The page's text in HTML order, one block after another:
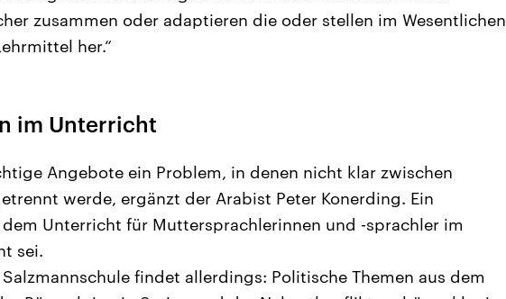
zusammen oder adaptieren die oder stellen im Wesentlichen
her.“
im Unterricht
Angebote ein Problem, in denen nicht klar zwischen
werde, ergänzt der Arabist Peter Konerding. Ein
Unterricht für Muttersprachlerinnen und -sprachler im
sei.
findet allerdings: Politische Themen aus dem